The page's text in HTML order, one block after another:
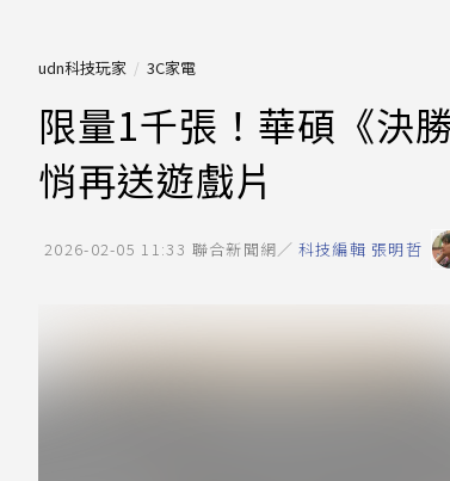
udn科技玩家 3C家電
限量1千張！華碩《決
悄再送遊戲片
2026-02-05 11:33 聯合新聞網／ 科技編輯 張明哲